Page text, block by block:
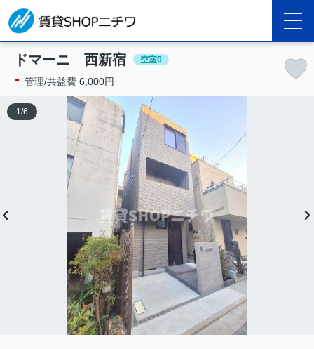
ドマーニ 西新宿 空室0
- 管理/共益費 6,000円
1 /6